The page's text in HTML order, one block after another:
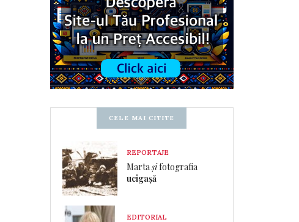
CELE MAI CITITE
REPORTAJE
Martașifotografia
ucigașă
EDITORIAL